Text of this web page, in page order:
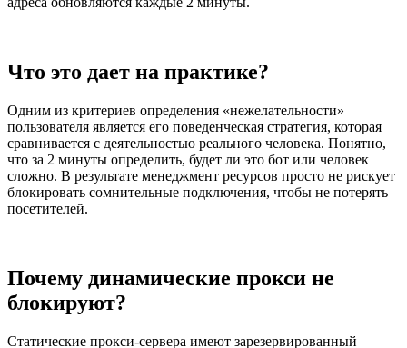
Что это дает на практике?
Одним из критериев определения «нежелательности»
пользователя является его поведенческая стратегия, которая
сравнивается с деятельностью реального человека. Понятно,
что за 2 минуты определить, будет ли это бот или человек
сложно. В результате менеджмент ресурсов просто не рискует
блокировать сомнительные подключения, чтобы не потерять
посетителей.
Почему динамические прокси не
блокируют?
Статические прокси-сервера имеют зарезервированный